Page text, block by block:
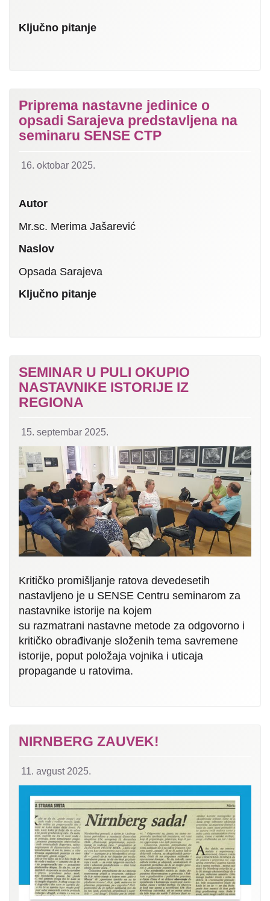
Ključno pitanje
Priprema nastavne jedinice o
opsadi Sarajeva predstavljena na
seminaru SENSE CTP
16. oktobar 2025.
Autor
Mr.sc. Merima Jašarević
Naslov
Opsada Sarajeva
Ključno pitanje
SEMINAR U PULI OKUPIO
NASTAVNIKE ISTORIJE IZ
REGIONA
15. septembar 2025.
Kritičko promišljanje ratova devedesetih
nastavljeno je u SENSE Centru seminarom za
nastavnike istorije na kojem
su razmatrani nastavne metode za odgovorno i
kritičko obrađivanje složenih tema savremene
istorije, poput položaja vojnika i uticaja
propagande u ratovima.
NIRNBERG ZAUVEK!
11. avgust 2025.